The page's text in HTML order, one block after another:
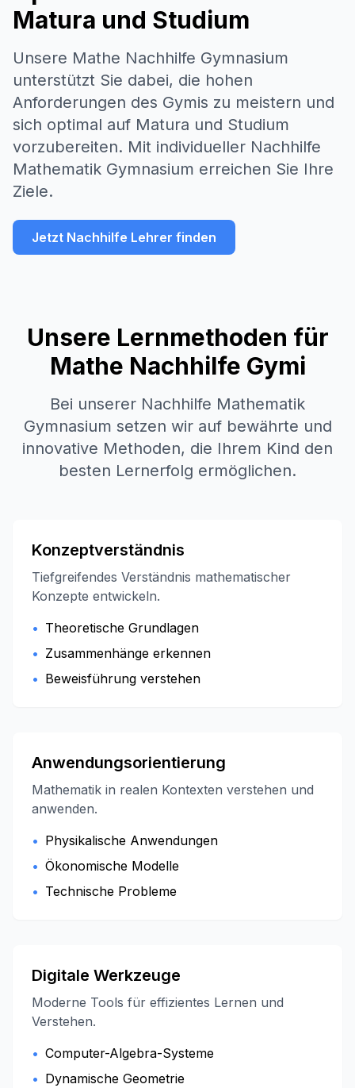
Matura und Studium
Unsere Mathe Nachhilfe Gymnasium
unterstützt Sie dabei, die hohen
Anforderungen des Gymis zu meistern und
sich optimal auf Matura und Studium
vorzubereiten. Mit individueller Nachhilfe
Mathematik Gymnasium erreichen Sie Ihre
Ziele.
Jetzt Nachhilfe Lehrer finden
Unsere Lernmethoden für
Mathe Nachhilfe Gymi
Bei unserer Nachhilfe Mathematik
Gymnasium setzen wir auf bewährte und
innovative Methoden, die Ihrem Kind den
besten Lernerfolg ermöglichen.
Konzeptverständnis
Tiefgreifendes Verständnis mathematischer
Konzepte entwickeln.
• Theoretische Grundlagen
• Zusammenhänge erkennen
• Beweisführung verstehen
Anwendungsorientierung
Mathematik in realen Kontexten verstehen und
anwenden.
• Physikalische Anwendungen
• Ökonomische Modelle
• Technische Probleme
Digitale Werkzeuge
Moderne Tools für effizientes Lernen und
Verstehen.
• Computer-Algebra-Systeme
• Dynamische Geometrie